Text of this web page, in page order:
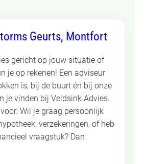
Geurts, Montfort
gericht op jouw situatie of
je op rekenen! Een adviseur
is, bij de buurt én bij onze
je vinden bij Veldsink Advies.
Wil je graag persoonlijk
verzekeringen, of heb
vraagstuk? Dan